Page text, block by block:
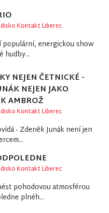
Kontakt Liberec
populární, energickou show
hudby...
NEJEN ČETNICKÉ -
NEJEN JAKO
AMBROŽ
Kontakt Liberec
- Zdeněk Junák není jen
Kontakt Liberec
pohodovou atmosférou
plnéh...